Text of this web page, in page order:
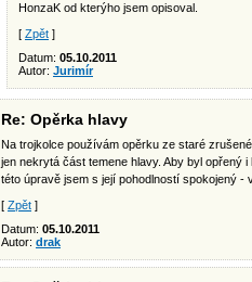
HonzaK od kterýho jsem opisoval.
[ Zpět ]
Datum: 05.10.2011
Autor: Jurimír
Re: Opěrka hlavy
Na trojkolce používám opěrku ze staré
jen nekrytá část temene hlavy. Aby byl opřený
této úpravě jsem s její pohodlností spokojený -
[ Zpět ]
Datum: 05.10.2011
Autor: drak